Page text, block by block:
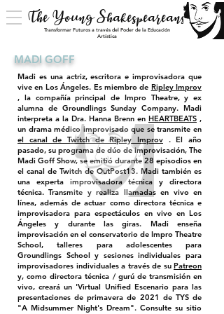
The Young Shakespeareans
Transformar Futuros a través del Poder de la Educación
Artística
MADI GOFF
Madi es una actriz, escritora e improvisadora que
vive en Los Ángeles. Es miembro de Ripley Improv
, la compañía principal de Impro Theatre, y ex
alumna de Groundlings Sunday Company. Madi
interpreta a la Dra. Hanna Brenn en HEARTBEATS ,
un drama médico improvisado que se transmite en
el canal de Twitch de Ripley Improv . El año
pasado, su programa de dúo de improvisación, The
Madi Goff Show, se emitió durante 28 episodios en
el canal de Twitch de OutPost13. Madi también es
una experta improvisadora técnica y directora
técnica. Transmite y realiza llamadas en vivo en
línea, además de actuar como directora técnica e
improvisadora para espectáculos en vivo en Los
Ángeles y durante las giras. Madi enseña
improvisación en el conservatorio de Impro Theatre
School, talleres para adolescentes para
Groundlings School y sesiones individuales para
improvisadores individuales a través de su Patreon
y, como directora técnica / gurú de transmisión en
vivo, creará un 'Virtual Unified Escenario para las
presentaciones de primavera de 2021 de TYS de
"A Midsummer Night's Dream". Consulte su sitio